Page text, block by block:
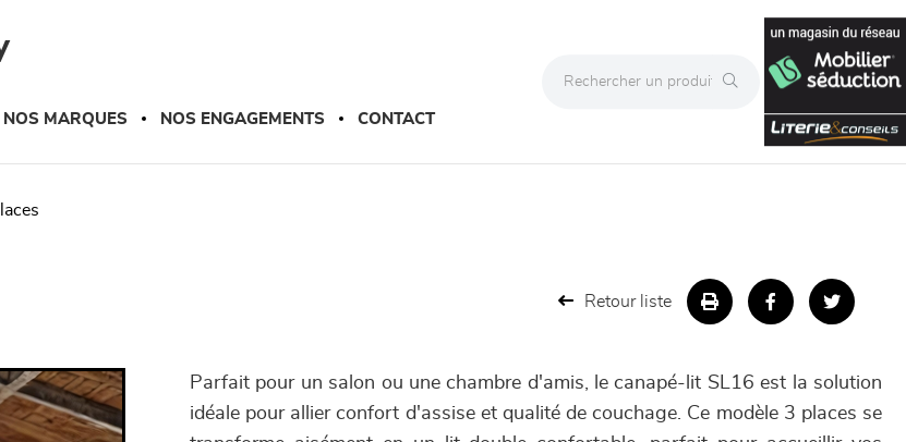
NOS MARQUES NOS ENGAGEMENTS CONTACT
Retour liste
Parfait pour un salon ou une chambre d'amis, le canapé-lit SL16 est la solution
idéale pour allier confort d'assise et qualité de couchage. Ce modèle 3 places se